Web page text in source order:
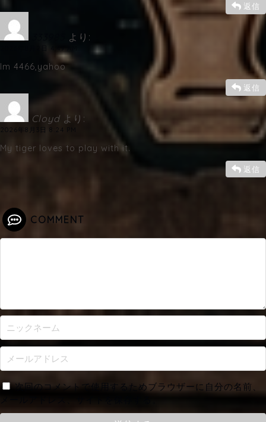
返信
より:
Im 4466,yahoo
返信
Cloyd より:
2026年8月3日 8:24 PM
My tiger loves to play with it.
返信
COMMENT
次回のコメントで使用するためブラウザーに自分の名前、